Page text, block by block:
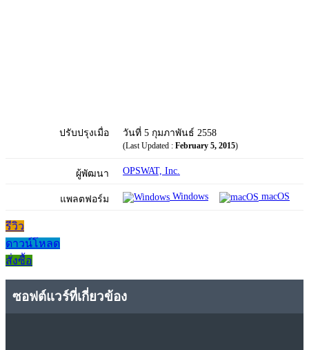
ปรับปรุงเมื่อ วันที่ 5 กุมภาพันธ์ 2558
(Last Updated : February 5, 2015)
ผู้พัฒนา OPSWAT, Inc.
แพลตฟอร์ม Windows macOS
รีวิว
ดาวน์โหลด
สั่งซื้อ
ซอฟต์แวร์ที่เกี่ยวข้อง